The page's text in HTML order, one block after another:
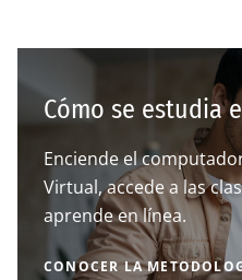
Cómo se estudia
Enciende el
Virtual, accede a las
aprende en línea.
CONOCER LA